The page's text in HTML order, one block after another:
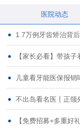
医院动态
1.7万例牙齿矫治背
【家长必看】带孩
儿童看牙能医保报
不出岛看名医丨正颌
【免费招募+多重好